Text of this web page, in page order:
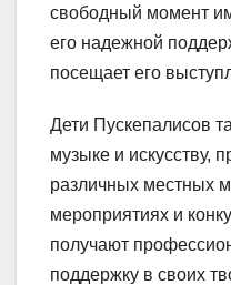
свободный момент
его надежной
посещает его
Дети Пускепалисов
музыке и искусству,
различных местных
мероприятиях и
получают
поддержку в своих